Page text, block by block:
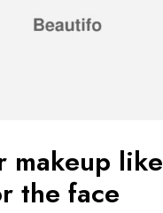
makeup like
the face